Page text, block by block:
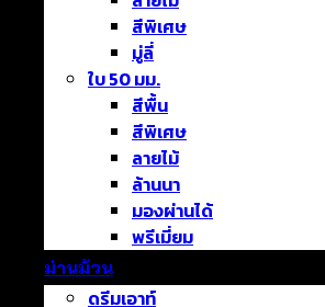
สีพิเศษ
มู่ลี่
ใบ 50 มม.
สีพื้น
สีพิเศษ
ลายไม้
ล้านนา
มองผ่านได้
พรีเมี่ยม
ม่านม้วน
ดรีมเอาท์